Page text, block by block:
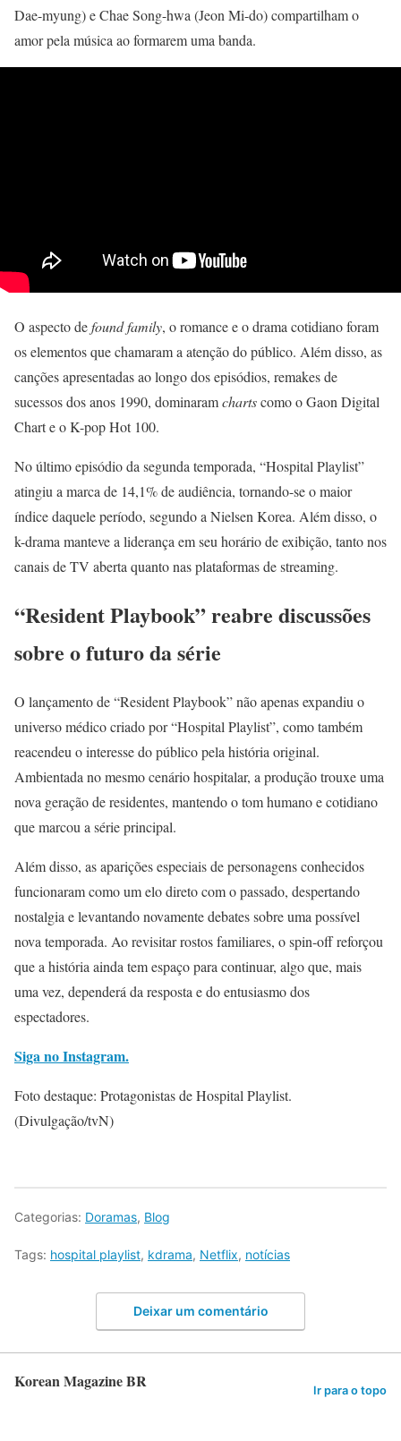
Dae-myung) e Chae Song-hwa (Jeon Mi-do) compartilham o
amor pela música ao formarem uma banda.
O aspecto defound family, o romance e o drama cotidiano foram
os elementos que chamaram a atenção do público. Além disso, as
canções apresentadas ao longo dos episódios, remakes de
sucessos dos anos 1990, dominaramchartscomo o Gaon Digital
Chart e o K-pop Hot 100.
No último episódio da segunda temporada, “Hospital Playlist”
atingiu a marca de 14,1% de audiência, tornando-se o maior
índice daquele período, segundo a Nielsen Korea. Além disso, o
k-drama manteve a liderança em seu horário de exibição, tanto nos
canais de TV aberta quanto nas plataformas de streaming.
“Resident Playbook” reabre discussões
sobre o futuro da série
O lançamento de “Resident Playbook” não apenas expandiu o
universo médico criado por “Hospital Playlist”, como também
reacendeu o interesse do público pela história original.
Ambientada no mesmo cenário hospitalar, a produção trouxe uma
nova geração de residentes, mantendo o tom humano e cotidiano
que marcou a série principal.
Além disso, as aparições especiais de personagens conhecidos
funcionaram como um elo direto com o passado, despertando
nostalgia e levantando novamente debates sobre uma possível
nova temporada. Ao revisitar rostos familiares, o spin-off reforçou
que a história ainda tem espaço para continuar, algo que, mais
uma vez, dependerá da resposta e do entusiasmo dos
espectadores.
Siga no Instagram.
Foto destaque: Protagonistas de Hospital Playlist.
(Divulgação/tvN)
Categorias: Doramas, Blog
Tags: hospital playlist, kdrama, Netflix, notícias
Deixar um comentário
Korean Magazine BR Ir para o topo